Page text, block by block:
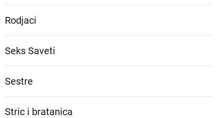
Rodjaci
Seks Saveti
Sestre
Stric i bratanica